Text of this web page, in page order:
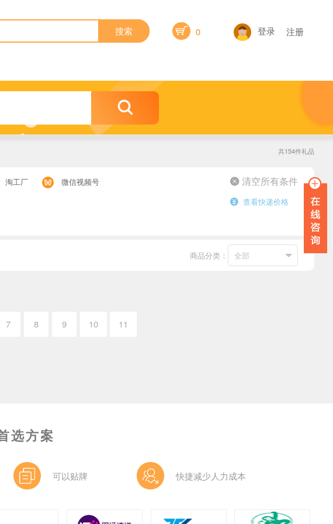
搜索  0 登录 注册

共154件礼品
淘工厂
微信视频号
 清空所有条件
 查看快递价格
商品分类：
7 8 9 10 11
选方案
可以贴牌 快捷减少人力成本